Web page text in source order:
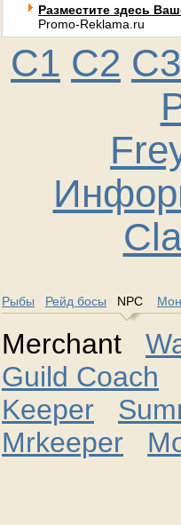
Разместите здесь
Promo-Reklama.ru
C1 C2 C3
Рыбы Рейд босы NPC
Merchant
Guild Coach
Keeper
Mrkeeper